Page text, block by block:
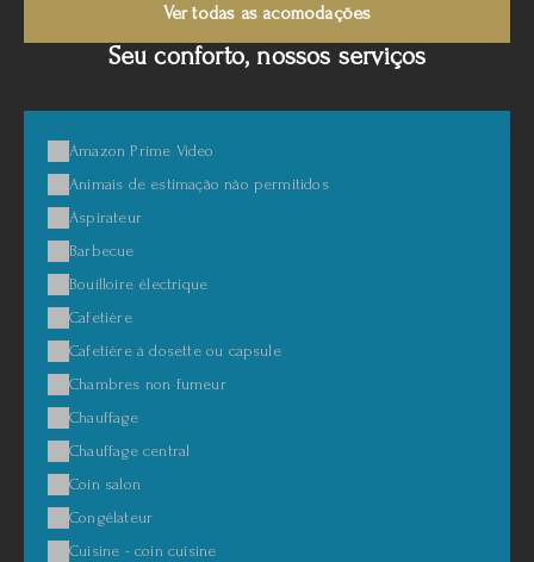
Ver todas as acomodações
Seu conforto, nossos serviços
Amazon Prime Video
Animais de estimação não permitidos
Aspirateur
Barbecue
Bouilloire électrique
Cafetière
Cafetière à dosette ou capsule
Chambres non fumeur
Chauffage
Chauffage central
Coin salon
Congélateur
Cuisine - coin cuisine